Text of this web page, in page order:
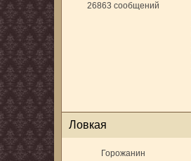
26863 сообщений
Ловкая
Горожанин